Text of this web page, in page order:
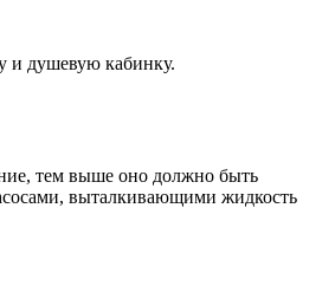
и душевую кабинку.
тем выше оно должно быть
выталкивающими жидкость